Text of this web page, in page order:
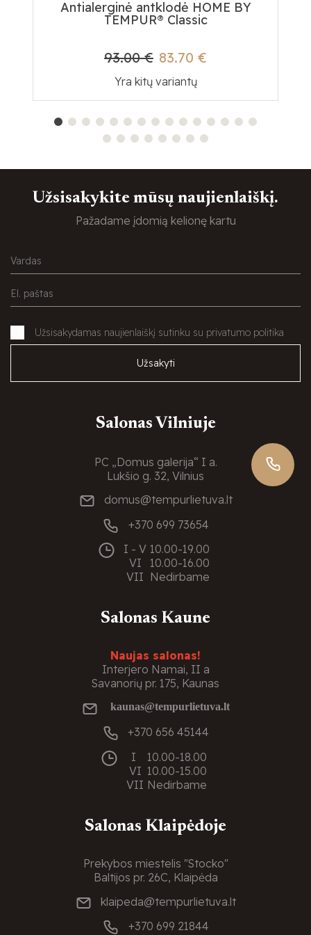
Antialerginė antklodė HOME BY
TEMPUR® Classic
83.70 €
93.00 €
Yra kitų variantų
Užsisakykite mūsų naujienlaiškį.
Pažadame įdomią kelionę kartu
Užsisakydamas naujienlaiškį sutinku su privatumo politika
Užsakyti
Salonas Vilniuje
PC „Domus galerija“ I a.
Lukšio g. 32, Vilnius
domus@tempurlietuva.lt
+370 699 73654
I - V 10.00-19.00
VI
10.00-16.00
VII Nedirbame
Salonas Kaune
Naujas salonas!
Interjero Namai, II a
Savanorių pr. 175, Kaunas
kaunas@tempurlietuva.lt
+370 656 45144
I
10.00-18.00
VI 10.00-15.00
VII Nedirbame
Salonas Klaipėdoje
Prekybos miestelis "Stocko"
Baltijos pr. 26C, Klaipėda
klaipeda@tempurlietuva.lt
+370 699 21844